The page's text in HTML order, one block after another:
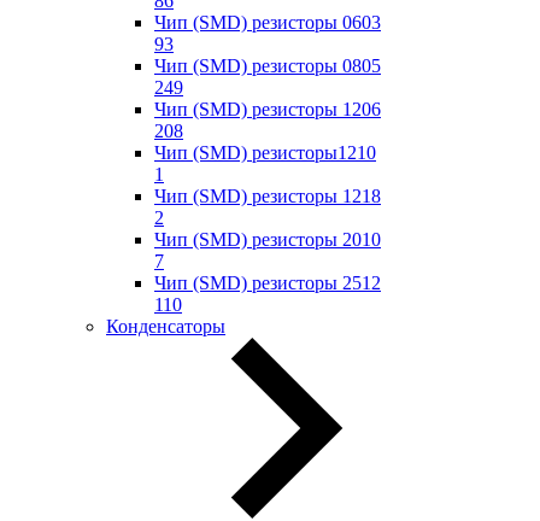
Чип (SMD) резисторы 0603
93
Чип (SMD) резисторы 0805
249
Чип (SMD) резисторы 1206
208
Чип (SMD) резисторы1210
1
Чип (SMD) резисторы 1218
2
Чип (SMD) резисторы 2010
7
Чип (SMD) резисторы 2512
110
Конденсаторы